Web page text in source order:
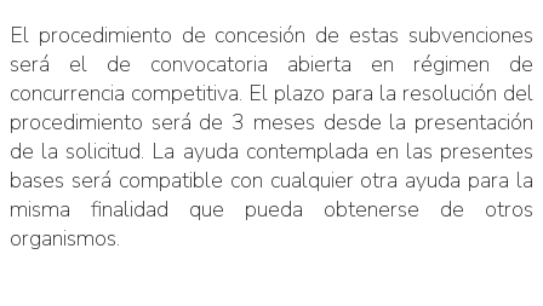
El procedimiento de concesión de estas subvenciones
será el de convocatoria abierta en régimen de
concurrencia competitiva. El plazo para la resolución del
procedimiento será de 3 meses desde la presentación
de la solicitud. La ayuda contemplada en las presentes
bases será compatible con cualquier otra ayuda para la
misma finalidad que pueda obtenerse de otros
organismos.